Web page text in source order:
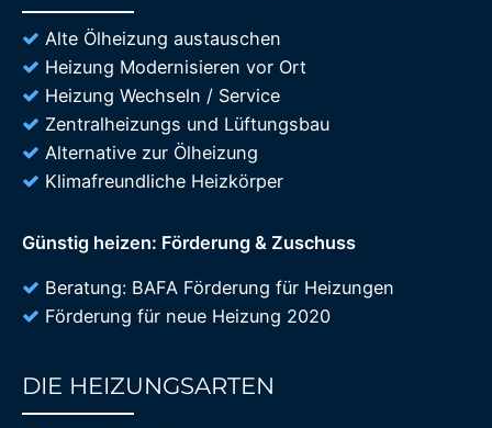
Alte Ölheizung austauschen
Heizung Modernisieren vor Ort
Heizung Wechseln / Service
Zentralheizungs und Lüftungsbau
Alternative zur Ölheizung
Klimafreundliche Heizkörper
Günstig heizen: Förderung & Zuschuss
Beratung: BAFA Förderung für Heizungen
Förderung für neue Heizung 2020
DIE HEIZUNGSARTEN